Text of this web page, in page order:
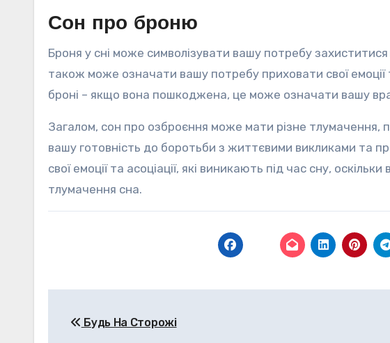
Сон про броню
Броня у сні може символізувати вашу потребу
також може означати вашу потребу приховати свої
броні – якщо вона пошкоджена, це може означати вашу
Загалом, сон про озброєння може мати різне тлумачення,
вашу готовність до боротьби з життєвими викликами та
свої емоції та асоціації, які виникають під час сну,
тлумачення сна.
записів
Будь На Сторожі